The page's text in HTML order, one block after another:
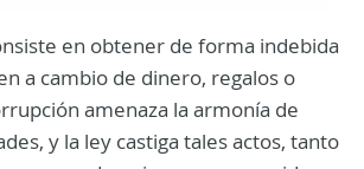
en obtener de forma indebida
a cambio de dinero, regalos o
amenaza la armonía de
y la ley castiga tales actos, tanto